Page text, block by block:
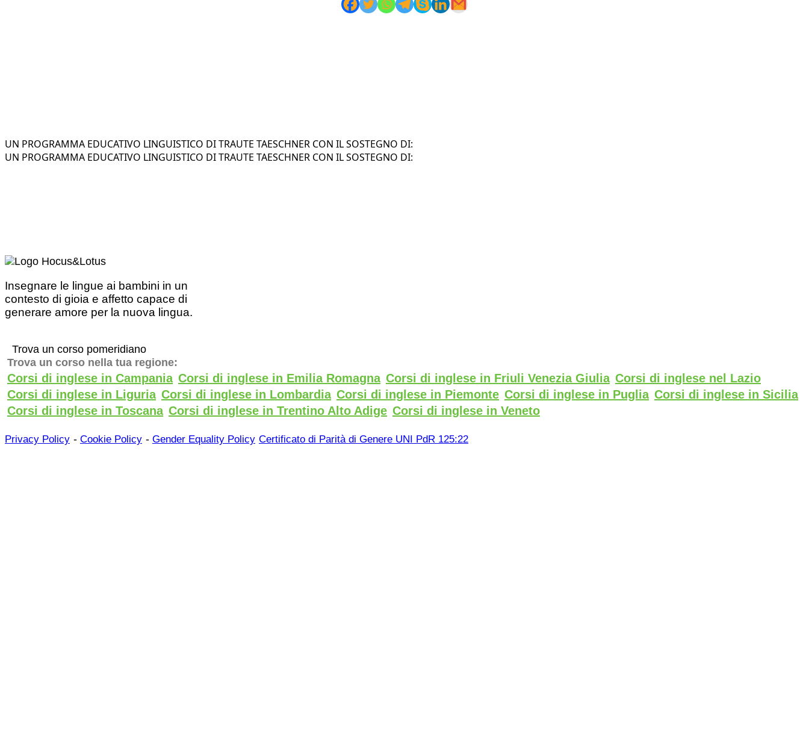
UN PROGRAMMA EDUCATIVO LINGUISTICO DI TRAUTE TAESCHNER CON IL SOSTEGNO DI:
UN PROGRAMMA EDUCATIVO LINGUISTICO DI TRAUTE TAESCHNER CON IL SOSTEGNO DI:
Insegnare le lingue ai bambini in un
contesto di gioia e affetto capace di
generare amore per la nuova lingua.
Trova un corso pomeridiano
Trova un corso nella tua regione:
Corsi di inglese in Campania Corsi di inglese in Emilia Romagna Corsi di inglese in Friuli Venezia Giulia Corsi di inglese nel Lazio
Corsi di inglese in Liguria Corsi di inglese in Lombardia Corsi di inglese in Piemonte Corsi di inglese in Puglia Corsi di inglese in Sicilia
Corsi di inglese in Toscana Corsi di inglese in Trentino Alto Adige Corsi di inglese in Veneto
Privacy Policy - Cookie Policy - Gender Equality Policy Certificato di Parità di Genere UNI PdR 125:22